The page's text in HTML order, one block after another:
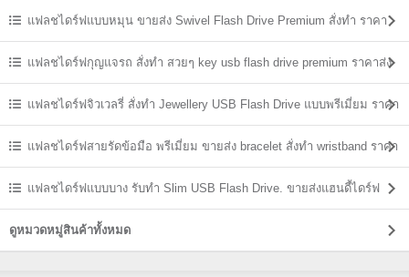
แฟลชไดร์ฟแบบหมุน ขายส่ง Swivel Flash Drive Premium สั่งทำ ราคา
ถูก แฟลชไดร์ฟกุญแจรถ สั่งทำ สวยๆ key usb flash drive premium ราคาส่ง
แฟลชไดร์ฟจิวเวลรี่ สั่งทำ Jewellery USB Flash Drive แบบพรีเมี่ยม ราคา
ส่ง แฟลชไดร์ฟสายรัดข้อมือ พรีเมี่ยม ขายส่ง bracelet สั่งทำ wristband ราคา
ถูก แฟลชไดร์ฟแบบบาง รับทำ Slim USB Flash Drive. ขายส่งแฮนดี้ไดร์ฟ
ราคาถูก
ดูหมวดหมู่สินค้าทั้งหมด